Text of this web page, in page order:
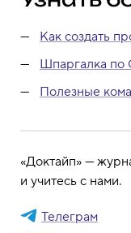
Как создать
Шпаргалка по
Полезные
«Доктайп» —
и учитесь с нами.
Телеграм